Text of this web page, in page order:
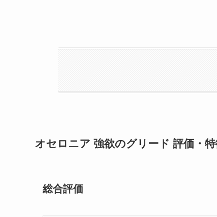
オセロニア 強欲のグリード 評価・
総合評価